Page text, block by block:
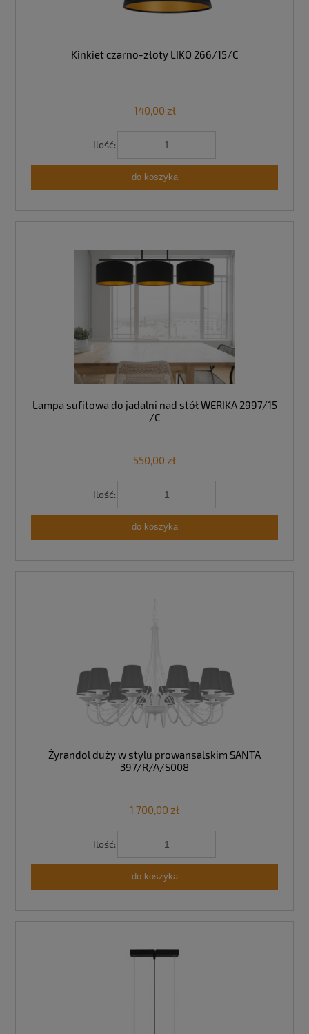
Kinkiet czarno-złoty LIKO 266/15/C
140,00 zł
Ilość:
do koszyka
Lampa sufitowa do jadalni nad stół WERIKA 2997/15
/C
550,00 zł
Ilość:
do koszyka
Żyrandol duży w stylu prowansalskim SANTA
397/R/A/S008
1 700,00 zł
Ilość:
do koszyka